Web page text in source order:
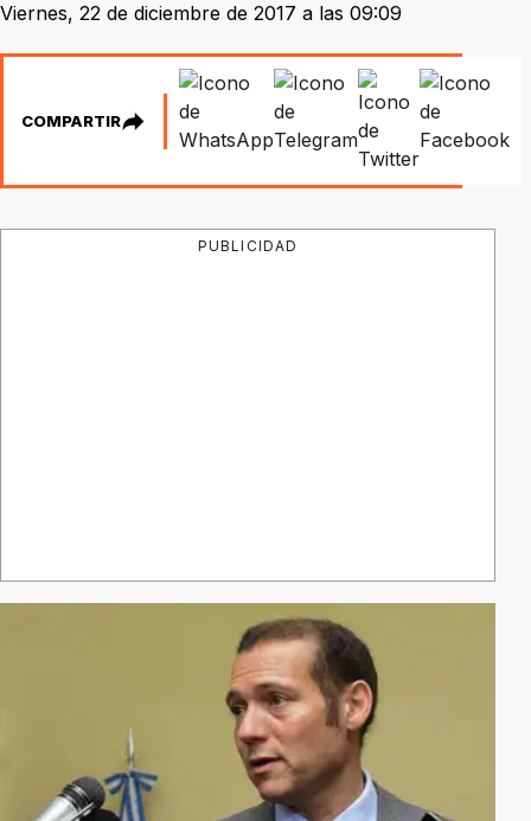
Viernes, 22 de diciembre de 2017 a las 09:09
COMPARTIR
PUBLICIDAD